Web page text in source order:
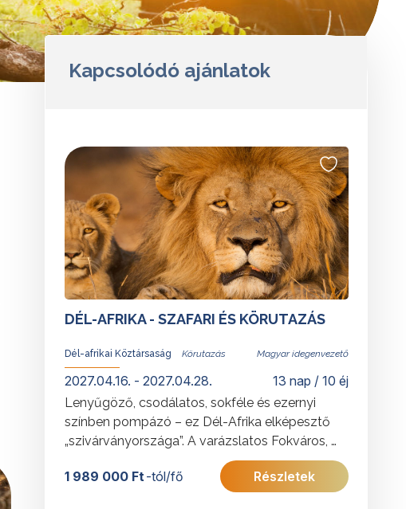
Kapcsolódó ajánlatok
DÉL-AFRIKA - SZAFARI ÉS KÖRUTAZÁS
Dél-afrikai Köztársaság Magyar idegenvezető
2027.04.16. - 2027.04.28. 13 nap / 10 éj
Lenyűgöző, csodálatos, sokféle és ezernyi
színben pompázó – ez Dél-Afrika elképesztő
„szivárványországa”. A varázslatos Fokváros, a
csodálatos Kruger Nemzeti Park, a Garden
Route festői, part menti útvonala, a természeti
1 989 000 Ft-tól/fő Részletek